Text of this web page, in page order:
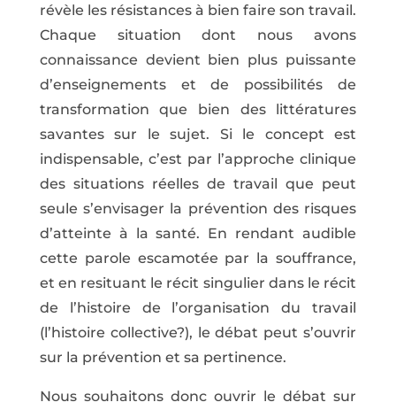
révèle les résistances à bien faire son travail.
Chaque situation dont nous avons
connaissance devient bien plus puissante
d’enseignements et de possibilités de
transformation que bien des littératures
savantes sur le sujet. Si le concept est
indispensable, c’est par l’approche clinique
des situations réelles de travail que peut
seule s’envisager la prévention des risques
d’atteinte à la santé. En rendant audible
cette parole escamotée par la souffrance,
et en resituant le récit singulier dans le récit
de l’histoire de l’organisation du travail
(l’histoire collective?), le débat peut s’ouvrir
sur la prévention et sa pertinence.
Nous souhaitons donc ouvrir le débat sur